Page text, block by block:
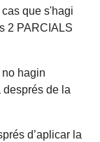
que s'hagi
2 PARCIALS
hagin
després de la
d’aplicar la